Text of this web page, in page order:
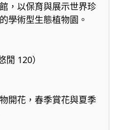
，以保育與展示世界珍
學術型生態植物園。
120）
開花，春季賞花與夏季